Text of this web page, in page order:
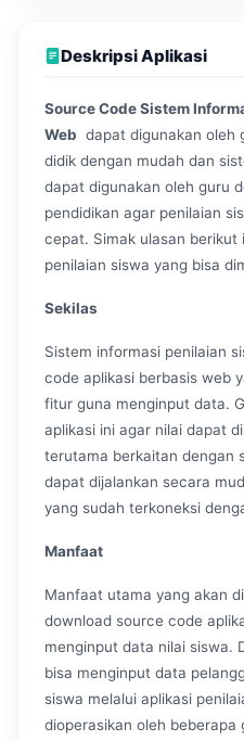
Deskripsi Aplikasi
Source Code Sistem
Web dapat digunakan oleh
didik dengan mudah dan
dapat digunakan oleh guru
pendidikan agar penilaian
cepat. Simak ulasan berikut
penilaian siswa yang bisa
Sekilas
Sistem informasi penilaian
code aplikasi berbasis web
fitur guna menginput data.
aplikasi ini agar nilai dapat
terutama berkaitan dengan
dapat dijalankan secara
yang sudah terkoneksi
Manfaat
Manfaat utama yang akan
download source code
menginput data nilai siswa.
bisa menginput data
siswa melalui aplikasi
dioperasikan oleh beberapa